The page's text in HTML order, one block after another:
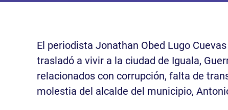
El periodista Jonathan Obed Lugo
trasladó a vivir a la ciudad de Iguala,
relacionados con corrupción, falta de
molestia del alcalde del municipio,